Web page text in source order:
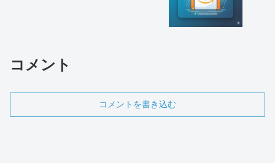
コメント
コメントを書き込む